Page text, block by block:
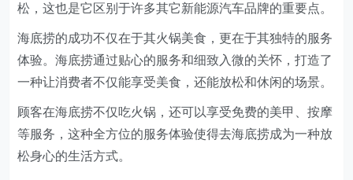
等服务，这种全方位的服务体验使得去海底捞成为一种放
松身心的生活方式。
4、给予松弛的情绪价值
消费者追求松弛感，不仅是为了满足产品的功能需求，更
是为了获得心灵的舒适和情感的满足。因此，品牌需要思
考除了功能性之外，还能为消费者带来什么样的情绪价